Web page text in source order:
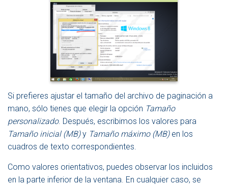
Si prefieres ajustar el tamaño del archivo de paginación a
mano, sólo tienes que elegir la opción Tamaño
personalizado. Después, escribimos los valores para
Tamaño inicial (MB)y Tamaño máximo (MB)en los
cuadros de texto correspondientes.
Como valores orientativos, puedes observar los incluidos
en la parte inferior de la ventana. En cualquier caso, se